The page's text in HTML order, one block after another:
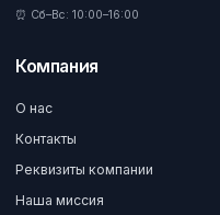
⏰ Сб–Вс: 10:00–16:00
Компания
О нас
Контакты
Реквизиты компании
Наша миссия